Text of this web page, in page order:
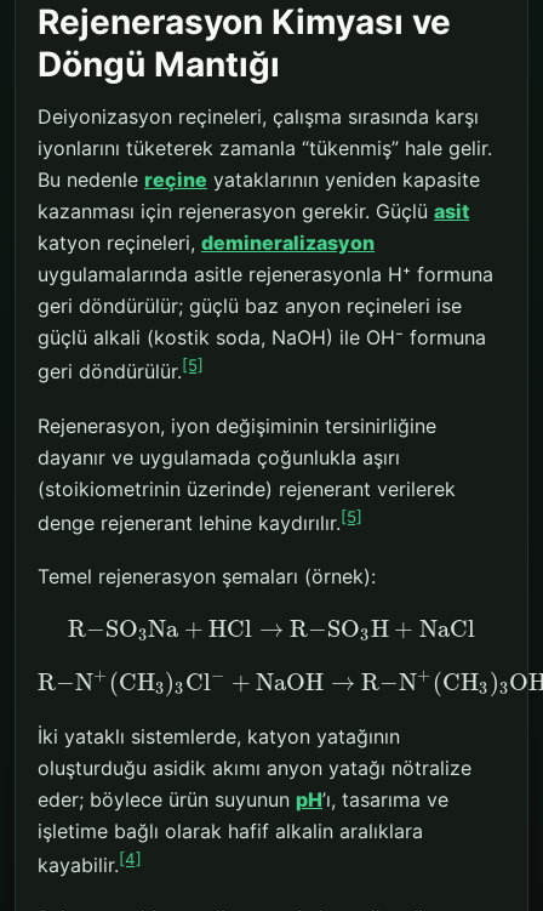
Rejenerasyon Kimyası ve
Döngü Mantığı
Deiyonizasyon reçineleri, çalışma sırasında karşı
iyonlarını tüketerek zamanla “tükenmiş” hale gelir.
Bu nedenle reçine yataklarının yeniden kapasite
kazanması için rejenerasyon gerekir. Güçlü asit
katyon reçineleri, demineralizasyon
uygulamalarında asitle rejenerasyonla H⁺ formuna
geri döndürülür; güçlü baz anyon reçineleri ise
güçlü alkali (kostik soda, NaOH) ile OH⁻ formuna
geri döndürülür.[5]
Rejenerasyon, iyon değişiminin tersinirliğine
dayanır ve uygulamada çoğunlukla aşırı
(stoikiometrinin üzerinde) rejenerant verilerek
denge rejenerant lehine kaydırılır.[5]
Temel rejenerasyon şemaları (örnek):
R−SO3Na + HCl → R−SO3H + NaCl
R−N+ (CH3)3Cl− + NaOH → R−N+ (CH3)3O
İki yataklı sistemlerde, katyon yatağının
oluşturduğu asidik akımı anyon yatağı nötralize
eder; böylece ürün suyunun pH’ı, tasarıma ve
işletime bağlı olarak hafif alkalin aralıklara
kayabilir.[4]